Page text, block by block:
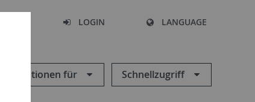
LOGIN LANGUAGE
Informationen für Schnellzugriff